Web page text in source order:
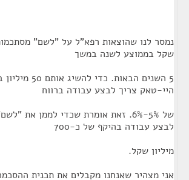
שקל בממוצע לשנה במשך
5 השנים הבאות. כדי
היי-טאק צריך לבצע עבודה ברווח
של 5%-6%. זאת אומרת שכדי לממן את
לבצע עבודה בהיקף של כ-700
מיליון שקל.
אני מצהיר שאנחנו מקבלים את תכנית